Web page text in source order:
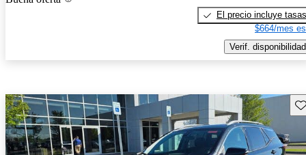
El precio incluye tasas
$664/mes
Verif. disponibilidad